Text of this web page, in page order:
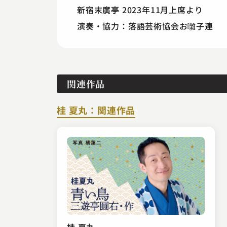
新宿末廣亭 2023年11月上席より
演奏・協力：落語芸術協会お囃子連
関連作品
桂 夏丸：関連作品